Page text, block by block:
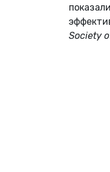
Society